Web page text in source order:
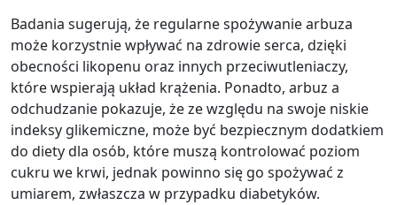
Badania sugerują, że regularne spożywanie arbuza
może korzystnie wpływać na zdrowie serca, dzięki
obecności likopenu oraz innych przeciwutleniaczy,
które wspierają układ krążenia. Ponadto, arbuz a
odchudzanie pokazuje, że ze względu na swoje niskie
indeksy glikemiczne, może być bezpiecznym dodatkiem
do diety dla osób, które muszą kontrolować poziom
cukru we krwi, jednak powinno się go spożywać z
umiarem, zwłaszcza w przypadku diabetyków.